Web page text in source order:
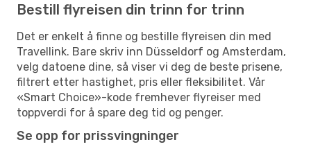
Bestill flyreisen din trinn for trinn
Det er enkelt å finne og bestille flyreisen din med
Travellink. Bare skriv inn Düsseldorf og Amsterdam,
velg datoene dine, så viser vi deg de beste prisene,
filtrert etter hastighet, pris eller fleksibilitet. Vår
«Smart Choice»-kode fremhever flyreiser med
toppverdi for å spare deg tid og penger.
Se opp for prissvingninger